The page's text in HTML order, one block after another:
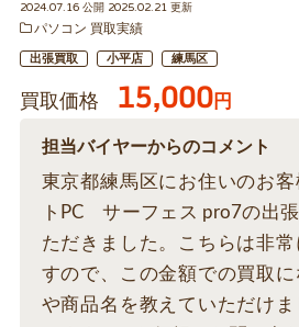
2024.07.16 公開 2025.02.21 更新
パソコン 買取実績
出張買取 小平店 練馬区
買取価格 15,000円
担当バイヤーからのコメント
東京都練馬区にお住いのお
トPC サーフェス pro7の出
ただきました。こちらは非
すので、この金額での買取
や商品名を教えていただけ